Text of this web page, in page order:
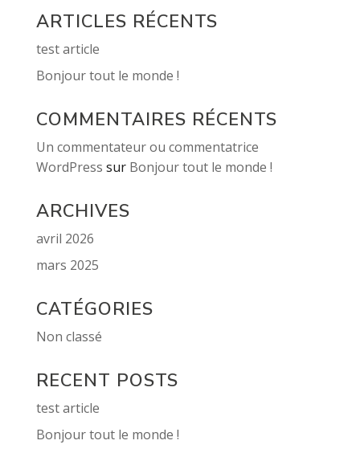
ARTICLES RÉCENTS
test article
Bonjour tout le monde !
COMMENTAIRES RÉCENTS
Un commentateur ou commentatrice
WordPress sur Bonjour tout le monde !
ARCHIVES
avril 2026
mars 2025
CATÉGORIES
Non classé
RECENT POSTS
test article
Bonjour tout le monde !